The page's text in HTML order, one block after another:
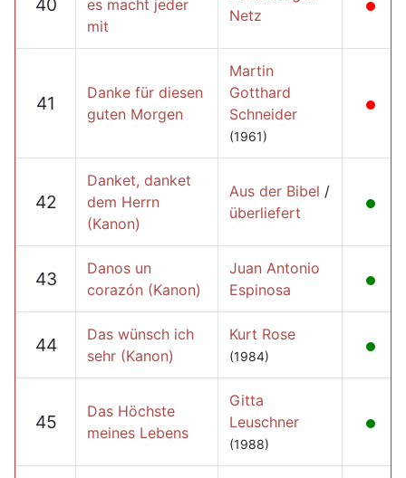
40
es macht jeder
mit
Netz
41
Danke für diesen
guten Morgen
Martin
Gotthard
Schneider
(1961)
42
Danket, danket
dem Herrn
(Kanon)
Aus der Bibel /
überliefert
43
Danos un
corazón (Kanon)
Juan Antonio
Espinosa
44
Das wünsch ich
sehr (Kanon)
Kurt Rose
(1984)
45
Das Höchste
meines Lebens
Gitta
Leuschner
(1988)